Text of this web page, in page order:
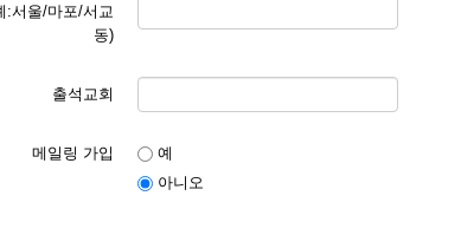
:서울/마포/서교
동)
출석교회
메일링 가입
예
아니오